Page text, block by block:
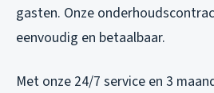
gasten. Onze
eenvoudig en betaalbaar.
Met onze 24/7 service en 3